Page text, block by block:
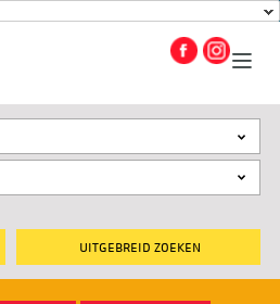
UITGEBREID ZOEKEN